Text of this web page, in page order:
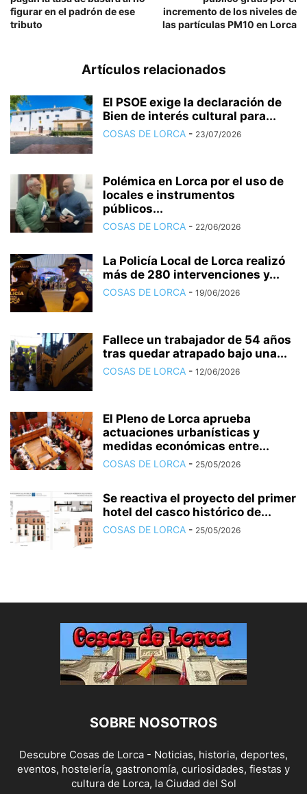
figurar en el padrón de ese
tributo
incremento de los niveles de
las partículas PM10 en Lorca
Artículos relacionados
El PSOE exige la declaración de
Bien de interés cultural para...
COSAS DE LORCA - 23/07/2026
Polémica en Lorca por el uso de
locales e instrumentos
públicos...
COSAS DE LORCA - 22/06/2026
La Policía Local de Lorca realizó
más de 280 intervenciones y...
COSAS DE LORCA - 19/06/2026
Fallece un trabajador de 54 años
tras quedar atrapado bajo una...
COSAS DE LORCA - 12/06/2026
El Pleno de Lorca aprueba
actuaciones urbanísticas y
medidas económicas entre...
COSAS DE LORCA - 25/05/2026
Se reactiva el proyecto del primer
hotel del casco histórico de...
COSAS DE LORCA - 25/05/2026
SOBRE NOSOTROS
Descubre Cosas de Lorca - Noticias, historia, deportes,
eventos, hostelería, gastronomía, curiosidades, fiestas y
cultura de Lorca, la Ciudad del Sol